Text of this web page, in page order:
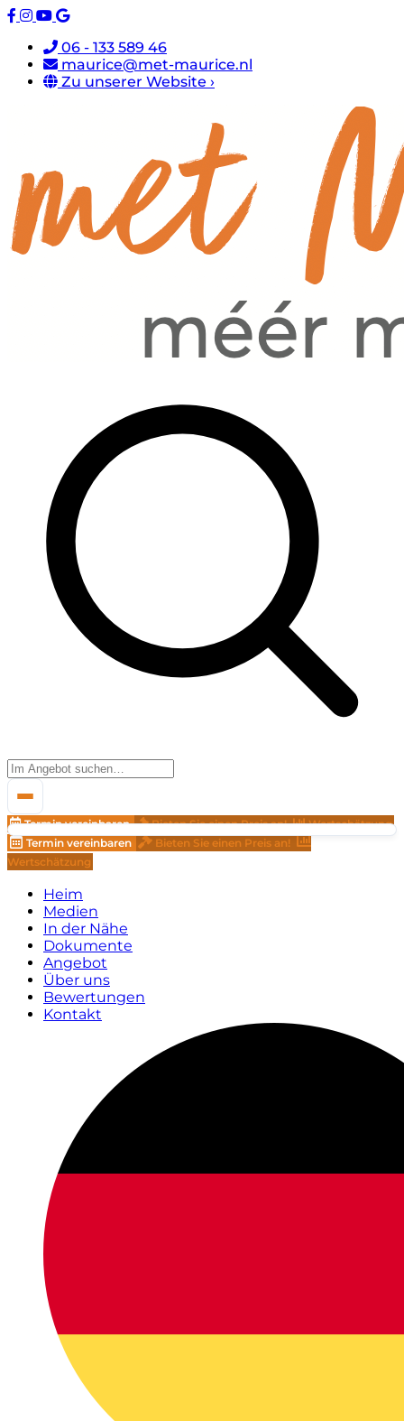
06 - 133 589 46
maurice@met-maurice.nl
Zu unserer Website ›
Termin vereinbaren Bieten Sie einen Preis an!
Wertschätzung
Termin vereinbaren
Bieten Sie einen Preis an!
Wertschätzung
Heim
Medien
In der Nähe
Dokumente
Angebot
Über uns
Bewertungen
Kontakt